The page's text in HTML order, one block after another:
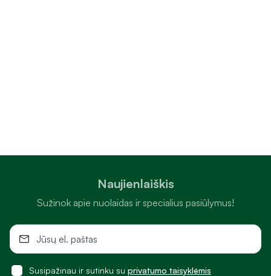
Naujienlaiškis
Sužinok apie nuolaidas ir specialius pasiūlymus!
Susipažinau ir sutinku su privatumo taisyklėmis